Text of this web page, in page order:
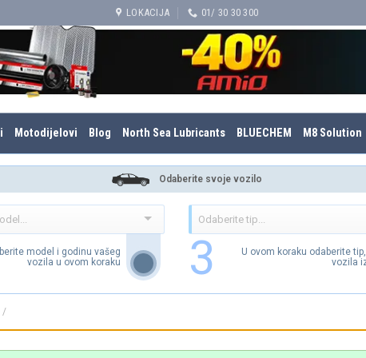
LOKACIJA 01/ 30 30 300
Motodijelovi Blog North Sea Lubricants BLUECHEM M8 Solution
Odaberite svoje vozilo
model i godinu vašeg
vozila u ovom koraku
3
U ovom koraku odaberite
vozila
/